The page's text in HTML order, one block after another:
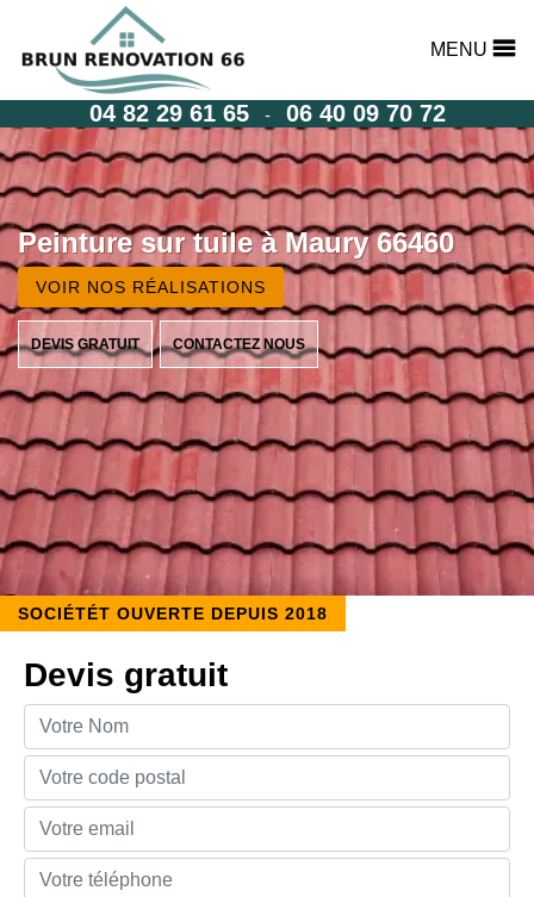
MENU
04 82 29 61 65 - 06 40 09 70 72
Peinture sur tuile à Maury 66460
VOIR NOS RÉALISATIONS
DEVIS GRATUIT CONTACTEZ NOUS
SOCIÉTÉT OUVERTE DEPUIS 2018
Devis gratuit